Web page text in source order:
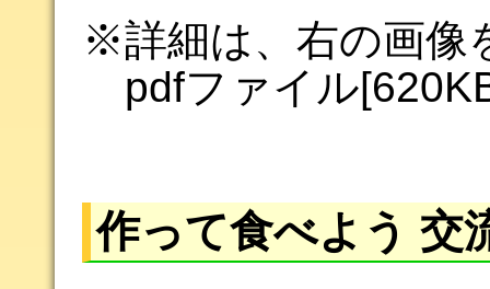
※詳細は、右の画像
pdfファイル
作って食べよう 交